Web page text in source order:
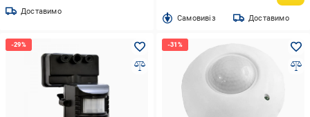
Доставимо
Cамовивіз Доставимо